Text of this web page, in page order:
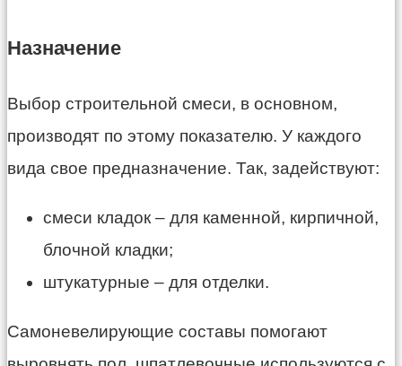
Назначение
Выбор строительной смеси, в основном,
производят по этому показателю. У каждого
вида свое предназначение. Так, задействуют:
смеси кладок – для каменной, кирпичной,
блочной кладки;
штукатурные – для отделки.
Самоневелирующие составы помогают